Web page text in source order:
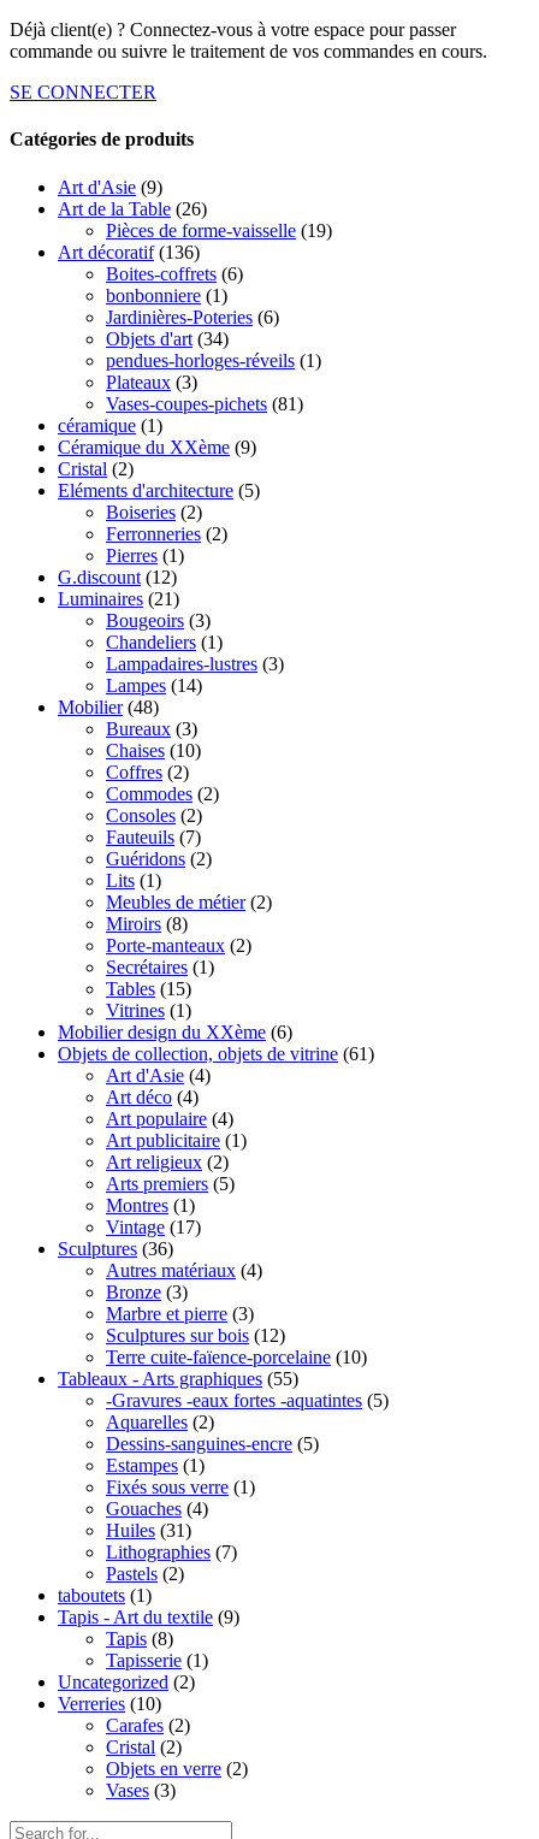
Déjà client(e) ? Connectez-vous à votre espace pour passer
commande ou suivre le traitement de vos commandes en cours.
SE CONNECTER
Catégories de produits
Art d'Asie (9)
Art de la Table (26)
Pièces de forme-vaisselle (19)
Art décoratif (136)
Boites-coffrets (6)
bonbonniere (1)
Jardinières-Poteries (6)
Objets d'art (34)
pendues-horloges-réveils (1)
Plateaux (3)
Vases-coupes-pichets (81)
céramique (1)
Céramique du XXème (9)
Cristal (2)
Eléments d'architecture (5)
Boiseries (2)
Ferronneries (2)
Pierres (1)
G.discount (12)
Luminaires (21)
Bougeoirs (3)
Chandeliers (1)
Lampadaires-lustres (3)
Lampes (14)
Mobilier (48)
Bureaux (3)
Chaises (10)
Coffres (2)
Commodes (2)
Consoles (2)
Fauteuils (7)
Guéridons (2)
Lits (1)
Meubles de métier (2)
Miroirs (8)
Porte-manteaux (2)
Secrétaires (1)
Tables (15)
Vitrines (1)
Mobilier design du XXème (6)
Objets de collection, objets de vitrine (61)
Art d'Asie (4)
Art déco (4)
Art populaire (4)
Art publicitaire (1)
Art religieux (2)
Arts premiers (5)
Montres (1)
Vintage (17)
Sculptures (36)
Autres matériaux (4)
Bronze (3)
Marbre et pierre (3)
Sculptures sur bois (12)
Terre cuite-faïence-porcelaine (10)
Tableaux - Arts graphiques (55)
-Gravures -eaux fortes -aquatintes (5)
Aquarelles (2)
Dessins-sanguines-encre (5)
Estampes (1)
Fixés sous verre (1)
Gouaches (4)
Huiles (31)
Lithographies (7)
Pastels (2)
taboutets (1)
Tapis - Art du textile (9)
Tapis (8)
Tapisserie (1)
Uncategorized (2)
Verreries (10)
Carafes (2)
Cristal (2)
Objets en verre (2)
Vases (3)